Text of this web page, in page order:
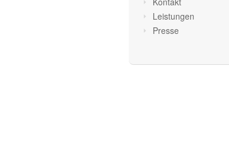
Leistungen
Presse